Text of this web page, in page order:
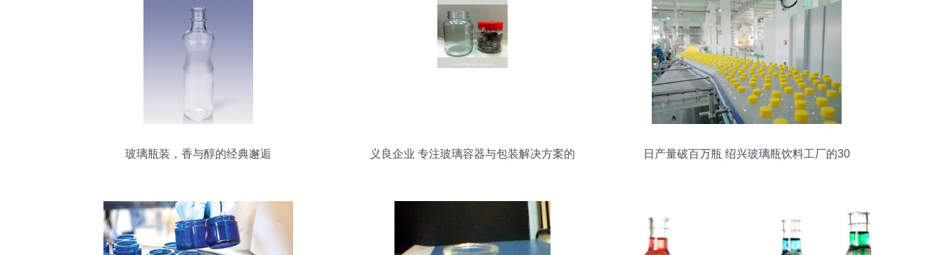
玻璃瓶装，香与醇的经典邂逅
义良企业 专注玻璃容器与包装解决方案的
日产量破百万瓶 绍兴玻璃瓶饮料工厂的30